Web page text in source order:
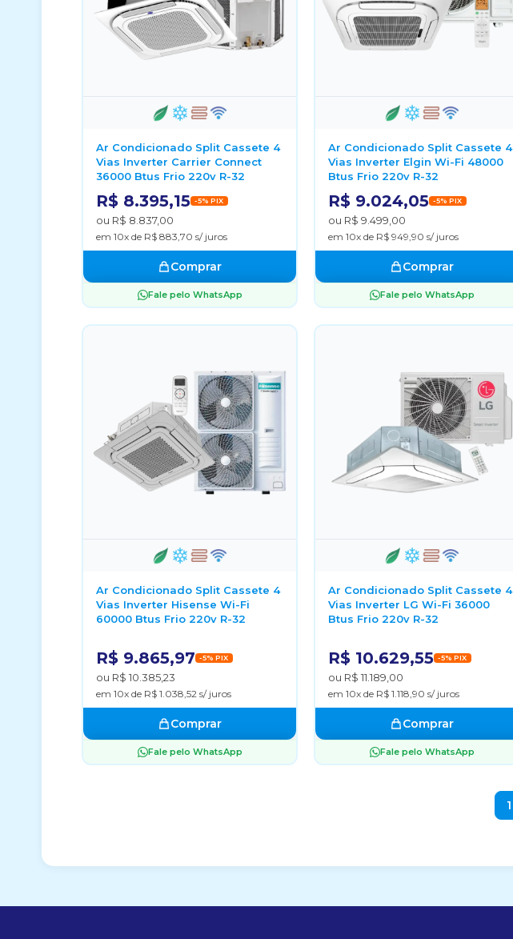
Ar Condicionado Split Cassete 4
Vias Inverter Carrier Connect
36000 Btus Frio 220v R-32
R$ 8.395,15 -5% PIX
ou R$ 8.837,00
em 10x de R$ 883,70 s/ juros
Comprar
Fale pelo WhatsApp
Ar Condicionado Split Cassete 4
Vias Inverter Elgin Wi-Fi 48000
Btus Frio 220v R-32
R$ 9.024,05 -5% PIX
ou R$ 9.499,00
em 10x de R$ 949,90 s/ juros
Comprar
Fale pelo WhatsApp
Ar Condicionado Split Cassete 4
Vias Inverter Hisense Wi-Fi
60000 Btus Frio 220v R-32
R$ 9.865,97 -5% PIX
ou R$ 10.385,23
em 10x de R$ 1.038,52 s/ juros
Comprar
Fale pelo WhatsApp
Ar Condicionado Split Cassete 4
Vias Inverter LG Wi-Fi 36000
Btus Frio 220v R-32
R$ 10.629,55 -5% PIX
ou R$ 11.189,00
em 10x de R$ 1.118,90 s/ juros
Comprar
Fale pelo WhatsApp
1